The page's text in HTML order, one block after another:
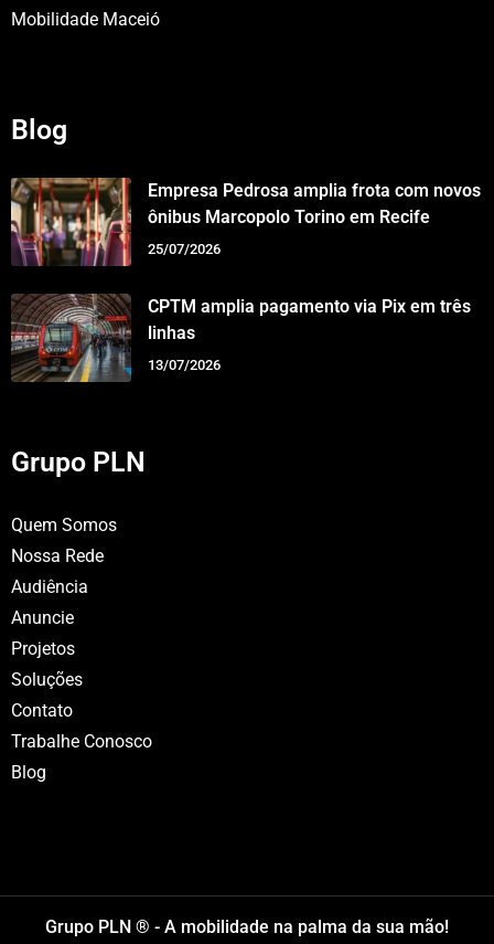
Mobilidade Maceió
Blog
Empresa Pedrosa amplia frota com novos
ônibus Marcopolo Torino em Recife
25/07/2026
CPTM amplia pagamento via Pix em três
linhas
13/07/2026
Grupo PLN
Quem Somos
Nossa Rede
Audiência
Anuncie
Projetos
Soluções
Contato
Trabalhe Conosco
Blog
Grupo PLN ® - A mobilidade na palma da sua mão!